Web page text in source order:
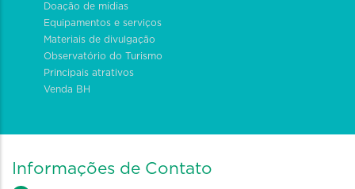
Doação de mídias
Equipamentos e serviços
Materiais de divulgação
Observatório do Turismo
Principais atrativos
Venda BH
Informações de Contato